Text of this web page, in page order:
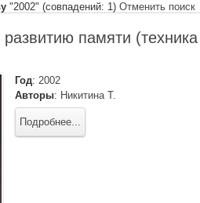
"2002" (совпадений: 1) Отменить поиск
памяти (техника
Год: 2002
Авторы: Никитина Т.
Подробнее...